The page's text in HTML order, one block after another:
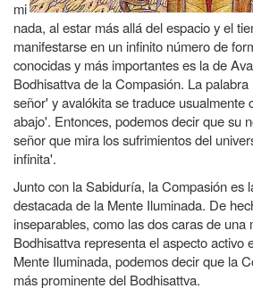
mi
nada, al estar más allá del espacio y el
manifestarse en un infinito número de
conocidas y más importantes es la de
Bodhisattva de la Compasión. La
señor' y avalókita se traduce usualmente
abajo'. Entonces, podemos decir que su
señor que mira los sufrimientos del
infinita'.
Junto con la Sabiduría, la Compasión es
destacada de la Mente Iluminada. De
inseparables, como las dos caras de
Bodhisattva representa el aspecto activo
Mente Iluminada, podemos decir que la
más prominente del Bodhisattva.